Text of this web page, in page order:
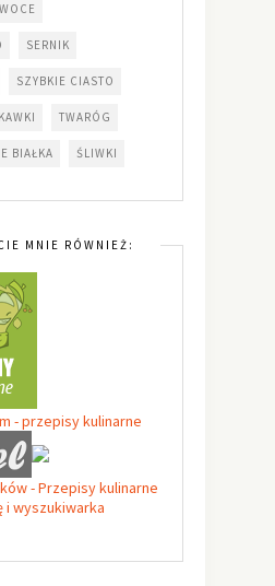
SERNIK
SZYBKIE CIASTO
TWARÓG
BIAŁKA ŚLIWKI
MNIE RÓWNIEŻ: